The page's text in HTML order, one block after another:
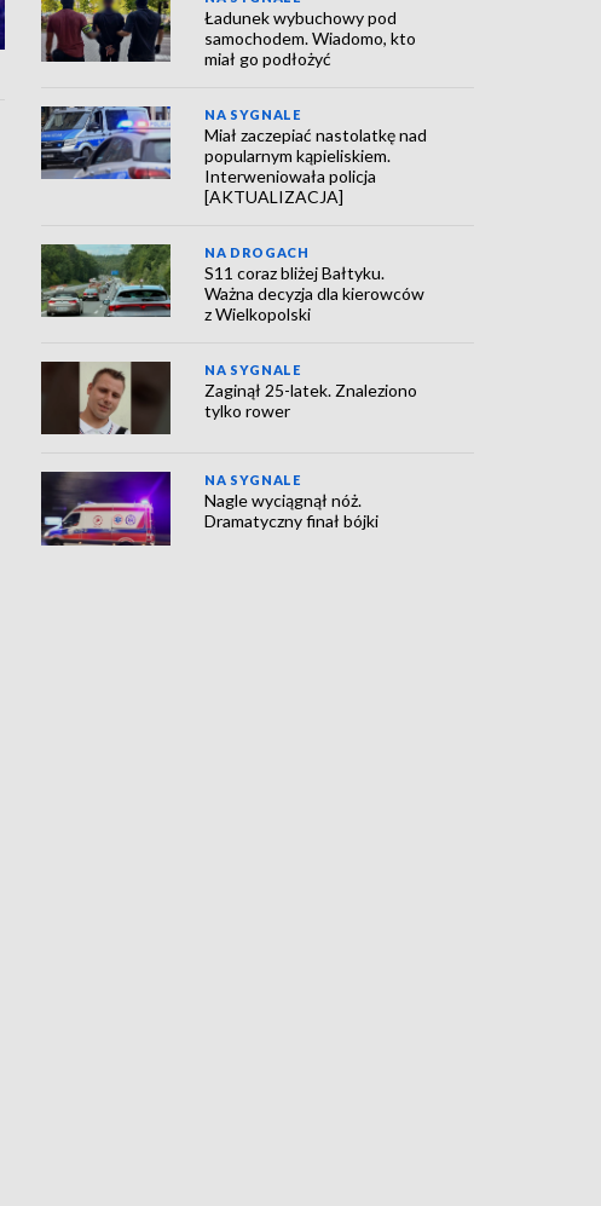
Ładunek wybuchowy pod
samochodem. Wiadomo, kto
miał go podłożyć
NA SYGNALE
Miał zaczepiać nastolatkę nad
popularnym kąpieliskiem.
Interweniowała policja
[AKTUALIZACJA]
NA DROGACH
S11 coraz bliżej Bałtyku.
Ważna decyzja dla kierowców
z Wielkopolski
NA SYGNALE
Zaginął 25-latek. Znaleziono
tylko rower
NA SYGNALE
Nagle wyciągnął nóż.
Dramatyczny finał bójki